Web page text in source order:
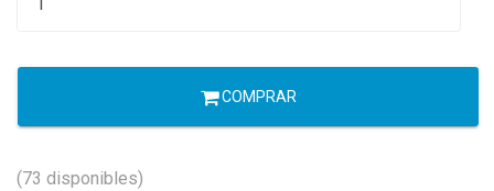
COMPRAR
(73 disponibles)